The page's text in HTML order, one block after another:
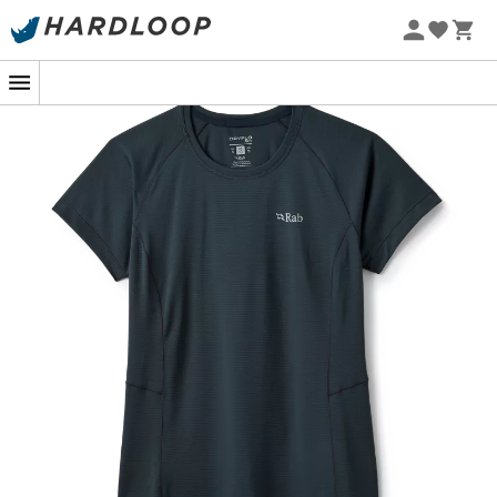
Letnie promocje 🔥 -5% DODATKOWO przy zakupie 2